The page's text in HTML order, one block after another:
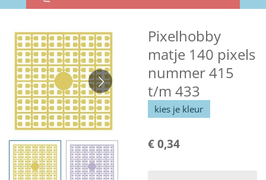
Pixelhobby
matje 140 pixels
nummer 415
t/m 433
kies je kleur
€ 0,34